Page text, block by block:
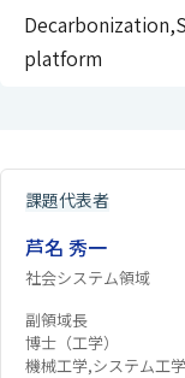
platform
課題代表者
芦名 秀一
社会システム領域
副領域長
博士（工学）
機械工学,システム工学